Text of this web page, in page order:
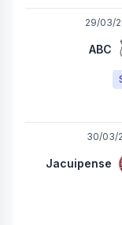
29/03/
ABC
30/03/
Jacuipense